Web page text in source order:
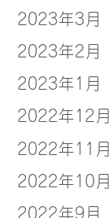
2023年3月
2023年2月
2023年1月
2022年12月
2022年11月
2022年10月
2022年9月